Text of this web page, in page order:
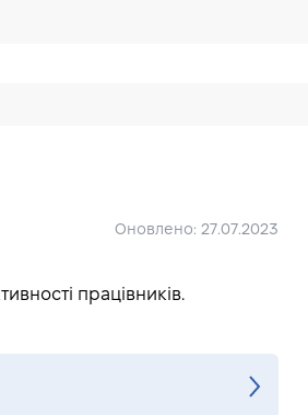
Оновлено: 27.07.2023
працівників.